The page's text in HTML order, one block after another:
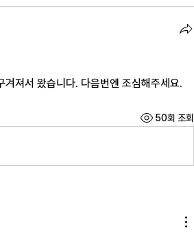
져서 왔습니다. 다음번엔 조심해주세요.
50회 조회